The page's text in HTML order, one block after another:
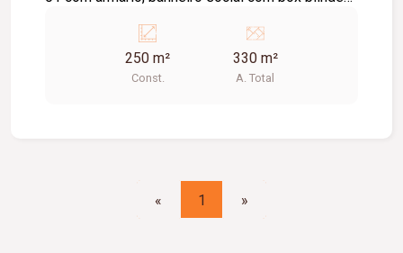
em L e ar condicionado, sala de jantar, área de
lazer com churrasqueira, 01 banheiro, espaço no
fundo amplo com 03 salas, área de lavanderia
250 m²
Const.
330 m²
A. Total
« 1 »